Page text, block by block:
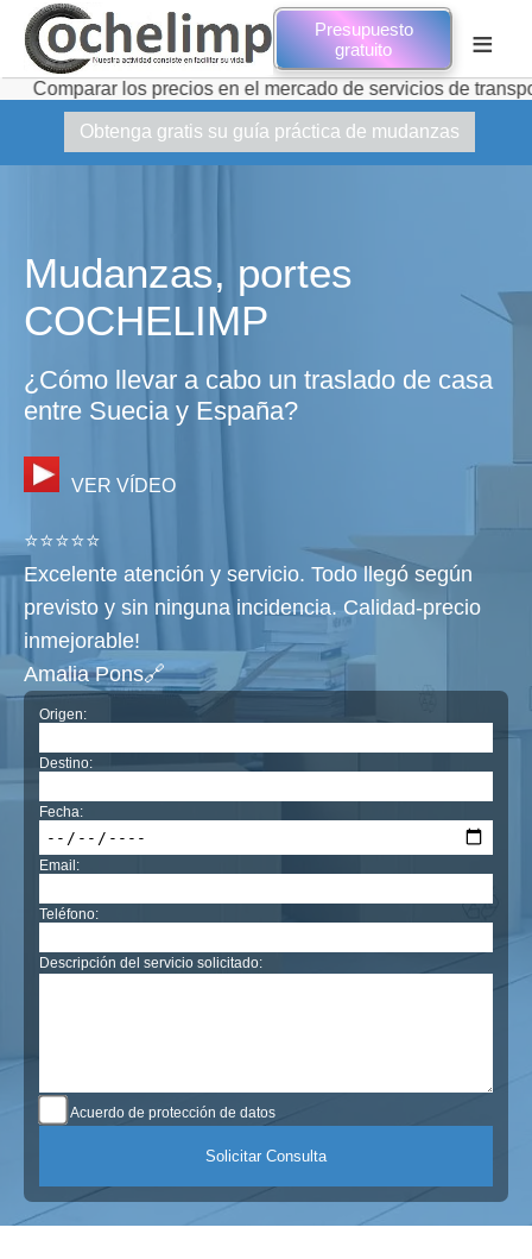
Presupuesto
gratuito
≡
los precios en el mercado de servicios de transporte de
Obtenga gratis su guía práctica de mudanzas
Mudanzas, portes
COCHELIMP
¿Cómo llevar a cabo un traslado de casa
entre Suecia y España?
VER VÍDEO
⭐⭐⭐⭐⭐
Excelente atención y servicio. Todo llegó según
previsto y sin ninguna incidencia. Calidad-precio
inmejorable!
Amalia Pons🔗
Origen:
Destino:
Fecha:
Email:
Teléfono:
Descripción del servicio solicitado:
Acuerdo de protección de datos